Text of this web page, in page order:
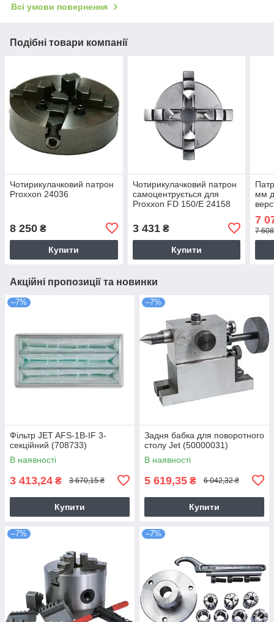
Всі умови повернення
Подібні товари компанії
Чотирикулачковий патрон
Proxxon 24036
8 250 ₴
Купити
Чотирикулачковий патрон
самоцентрується для
Proxxon FD 150/E 24158
3 431₴
Купити
мм
7
7
Акційні пропозиції та новинки
–7%
Фільтр JET AFS-1B-IF 3-
секційний (708733)
В наявності
3 413,24 ₴ 3 670,15 ₴
Купити
–7%
Задня бабка для поворотного
столу Jet (50000031)
В наявності
5 619,35 ₴ 6 042,32 ₴
Купити
–7% –7%